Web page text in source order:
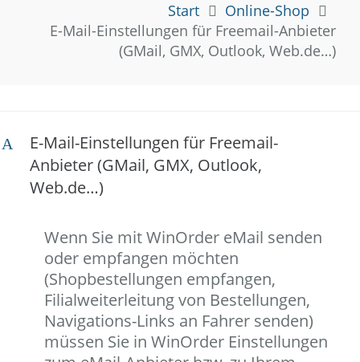
Start
Online-Shop
E-Mail-Einstellungen für Freemail-Anbieter
(GMail, GMX, Outlook, Web.de…)
A
E-Mail-Einstellungen für Freemail-
Anbieter (GMail, GMX, Outlook,
Web.de…)
Wenn Sie mit WinOrder eMail senden
oder empfangen möchten
(Shopbestellungen empfangen,
Filialweiterleitung von Bestellungen,
Navigations-Links an Fahrer senden)
müssen Sie in WinOrder Einstellungen